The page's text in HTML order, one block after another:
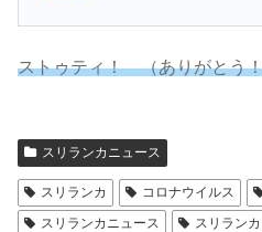
ストゥティ！ （ありがとう
スリランカニュース
スリランカ コロナウイルス
スリランカニュース
スリラン